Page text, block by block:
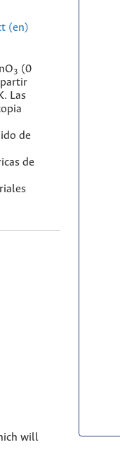
(en)
3 (0
Las
de
de
will